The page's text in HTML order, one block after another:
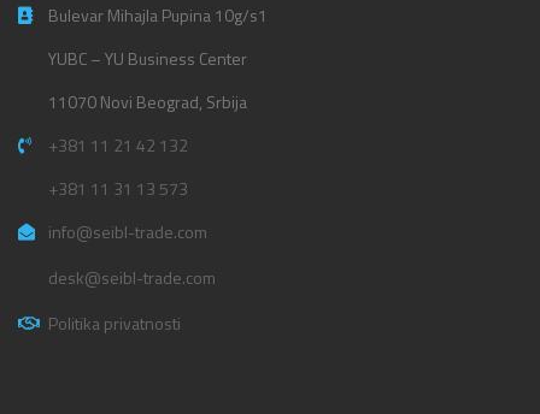
Bulevar Mihajla Pupina 10g/s1
YUBC – YU Business Center
11070 Novi Beograd, Srbija
+381 11 21 42 132
+381 11 31 13 573
info@seibl-trade.com
desk@seibl-trade.com
Politika privatnosti